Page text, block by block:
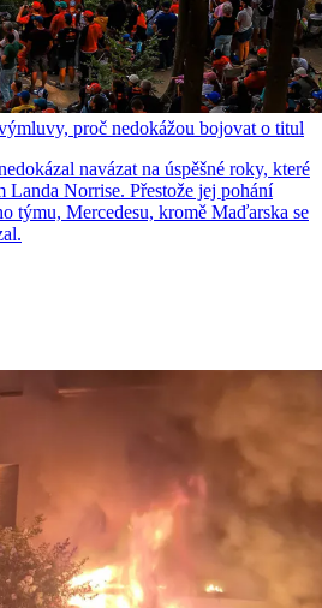
proč nedokážou bojovat o titul
navázat na úspěšné roky, které
Norrise. Přestože jej pohání
týmu, Mercedesu, kromě Maďarska se